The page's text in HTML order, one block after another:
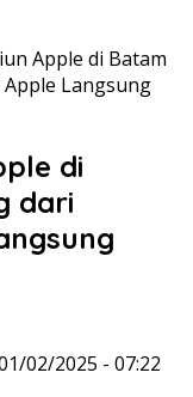
Apple di Batam
Langsung
di
dari
02/2025 - 07:22